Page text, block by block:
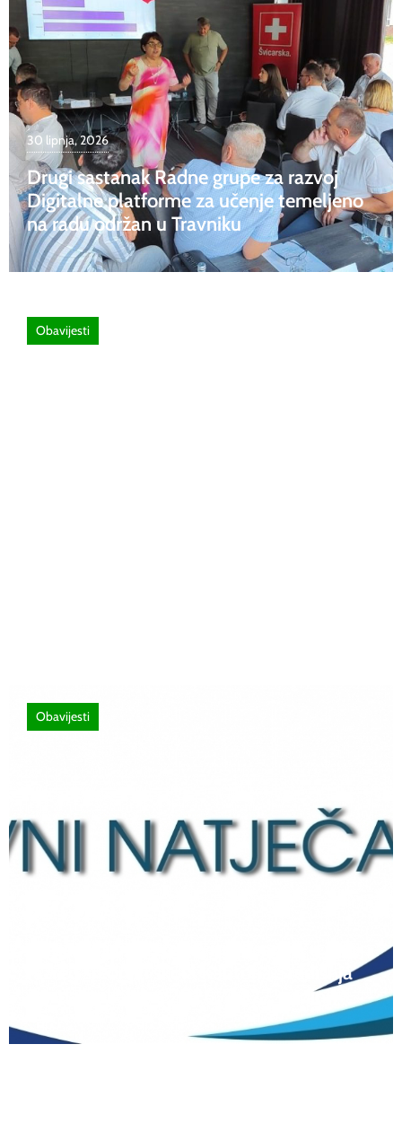
30 lipnja, 2026
Drugi sastanak Radne grupe za razvoj
Digitalne platforme za učenje temeljeno
na radu održan u Travniku
Obavijesti
razred srednjih škola Kantona Središnja
Bosna u školskoj 2026./2027. godini
Obavijesti